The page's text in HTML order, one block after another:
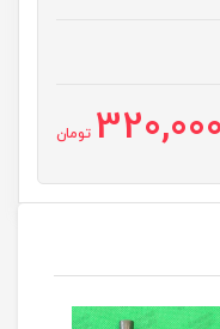
320,000 تومان